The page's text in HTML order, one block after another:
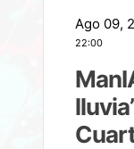
Ago 09,
22:00